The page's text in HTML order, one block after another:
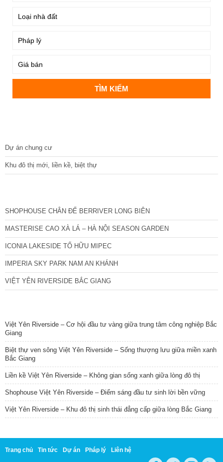
Dự án chung cư
Khu đô thị mới, liền kề, biệt thự
SHOPHOUSE CHÂN ĐẾ BERRIVER LONG BIÊN
MASTERISE CAO XÀ LÁ – HÀ NỘI SEASON GARDEN
ICONIA LAKESIDE TỐ HỮU MIPEC
IMPERIA SKY PARK NAM AN KHÁNH
VIỆT YÊN RIVERSIDE BẮC GIANG
Việt Yên Riverside – Cơ hội đầu tư vàng giữa trung tâm công nghiệp Bắc
Giang
Biệt thự ven sông Việt Yên Riverside – Sống thượng lưu giữa miền xanh
Bắc Giang
Liền kề Việt Yên Riverside – Không gian sống xanh giữa lòng đô thị
Shophouse Việt Yên Riverside – Điểm sáng đầu tư sinh lời bền vững
Việt Yên Riverside – Khu đô thị sinh thái đẳng cấp giữa lòng Bắc Giang
Trang chủ Tin tức Dự án Pháp lý Liên hệ